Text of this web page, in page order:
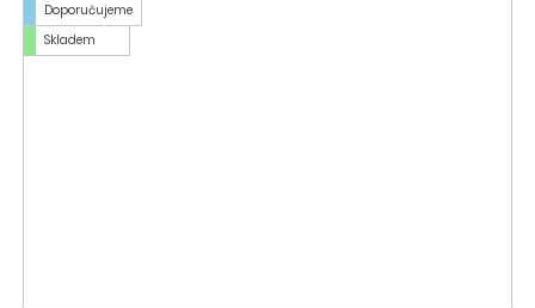
Doporučujeme
Skladem